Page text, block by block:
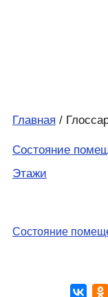
Главная /
Состояние
Этажи
Состояние